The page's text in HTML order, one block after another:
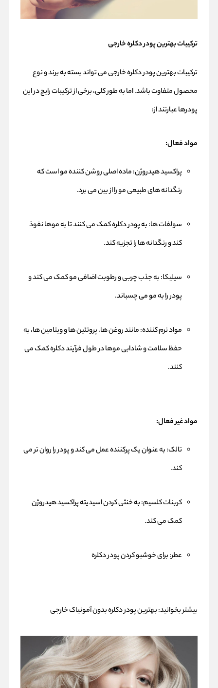
ترکیبات بهترین پودر دکلره خارجی
ترکیبات بهترین پودر دکلره خارجی می تواند بسته به برند و نوع
محصول متفاوت باشد. اما به طور کلی، برخی از ترکیبات رایج در این
پودرها عبارتند از:
مواد فعال:
پراکسید هیدروژن: ماده اصلی روشن کننده مو است که
رنگدانه های طبیعی مو را از بین می برد.
سولفات ها: به پودر دکلره کمک می کنند تا به موها نفوذ
کند و رنگدانه ها را تجزیه کند.
سیلیکا: به جذب چربی و رطوبت اضافی مو کمک می کند و
پودر را به مو می چسباند.
مواد نرم کننده: مانند روغن ها، پروتئین ها و ویتامین ها، به
حفظ سلامت و شادابی موها در طول فرآیند دکلره کمک می
کنند.
مواد غیر فعال:
تالک: به عنوان یک پرکننده عمل می کند و پودر را روان تر می
کند.
کربنات کلسیم: به خنثی کردن اسیدیته پراکسید هیدروژن
کمک می کند.
عطر: برای خوشبو کردن پودر دکلره
بیشتر بخوانید:بهترین پودر دکلره بدون آمونیاک خارجی